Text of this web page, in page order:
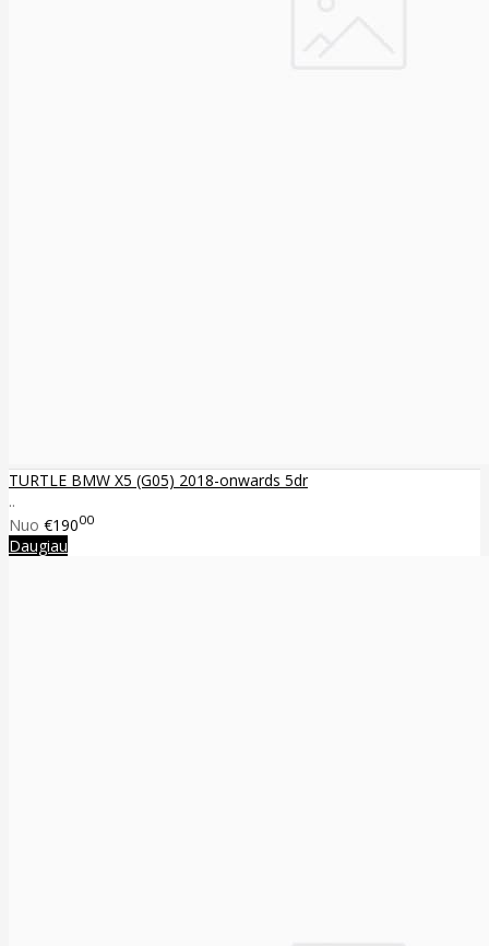
TURTLE BMW X5 (G05) 2018-onwards 5dr
..
Nuo €19000
Daugiau